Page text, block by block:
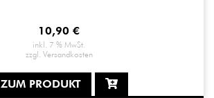
10,90 €
inkl. 7 % MwSt.
zzgl. Versandkosten
ZUM PRODUKT